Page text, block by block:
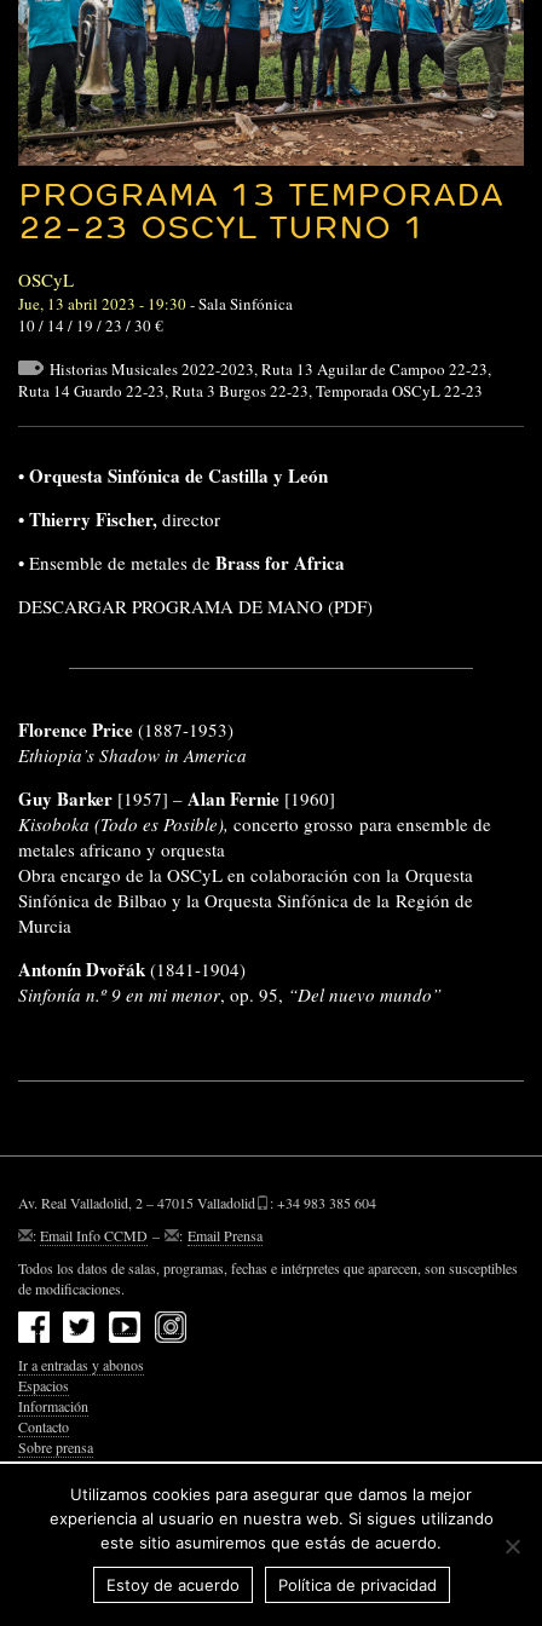
PROGRAMA 13 TEMPORADA
22-23 OSCYL TURNO 1
OSCyL
Jue, 13 abril 2023 - 19:30-Sala Sinfónica
10 / 14 / 19 / 23 / 30 €
Historias Musicales 2022-2023,Ruta 13 Aguilar de Campoo 22-23,
Ruta 14 Guardo 22-23,Ruta 3 Burgos 22-23,Temporada OSCyL 22-23
•Orquesta Sinfónica de Castilla y León
•Thierry Fischer, director
• Ensemble de metales de Brass for Africa
DESCARGAR PROGRAMA DE MANO (PDF)
Florence Price (1887-1953)
Ethiopia’s Shadow in America
Guy Barker [1957] – Alan Fernie [1960]
Kisoboka (Todo es Posible), concerto grosso para ensemble de
metales africano y orquesta
Obra encargo de la OSCyL en colaboración con la Orquesta
Sinfónica de Bilbao y la Orquesta Sinfónica de la Región de
Murcia
Antonín Dvořák (1841-1904)
Sinfonía n.º 9 en mi menor, op. 95, “Del nuevo mundo”
Av. Real Valladolid, 2 – 47015 Valladolid
: +34 983 385 604
:Email Info CCMD – : Email Prensa
Todos los datos de salas, programas, fechas e intérpretes que aparecen, son susceptibles
de modificaciones.
Ir a entradas y abonos
Espacios
Información
Contacto
Sobre prensa
Política de Privacidad
Política de Cookies
Accesibilidad Web
© 2026 Junta de Castilla y León
Utilizamos cookies para asegurar que damos la mejor
experiencia al usuario en nuestra web. Si sigues utilizando
este sitio asumiremos que estás de acuerdo.
Estoy de acuerdo Política de privacidad